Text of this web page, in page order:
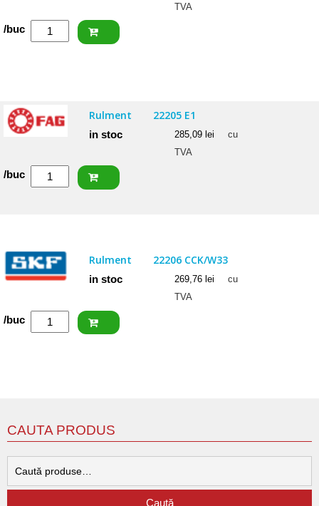
TVA
Cantitate
/buc
Rulment 22205 E1
in stoc 285,09 lei
cu
TVA
Cantitate
/buc
Rulment 22206 CCK/W33
in stoc 269,76 lei
cu
TVA
Cantitate
/buc
CAUTA PRODUS
Caută